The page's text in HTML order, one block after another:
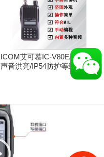
ICOM艾可慕IC-V80E/IC-
U80E手持对讲机（停产）
声音洪亮/IP54防护等级/手动